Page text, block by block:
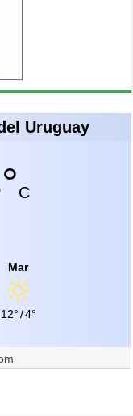
Uruguay
C
Mar
12°/4°